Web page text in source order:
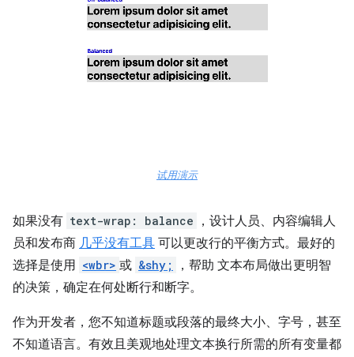
试用演示
如果没有 text-wrap: balance
，设计人员、内容编辑人
员和发布商 几乎没有工具 可以更改行的平衡方式。最好的
选择是使用 <wbr> 或 &shy;
，帮助 文本布局做出更明智
的决策，确定在何处断行和断字。
作为开发者，您不知道标题或段落的最终大小、字号，甚至
不知道语言。有效且美观地处理文本换行所需的所有变量都